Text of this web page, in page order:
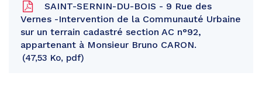
SAINT-SERNIN-DU-BOIS - 9 Rue des
Vernes -Intervention de la Communauté Urbaine
sur un terrain cadastré section AC n°92,
appartenant à Monsieur Bruno CARON.
47,53 Ko, pdf